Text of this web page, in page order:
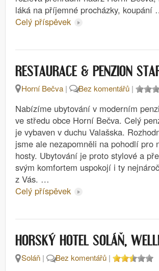
láká na příjemné procházky, koupání
Celý příspěvek
RESTAURACE & PENZION
Horní Bečva | Bez komentářů |
Nabízíme ubytování v moderním
ve středu obce Horní Bečva. Celý
je vybaven v duchu Valašska.
jsme ale nezapomněli na pohodlí pro
hosty. Ubytování je proto stylové a
svým komfortem uspokojí i ty
z Vás. …
Celý příspěvek
HORSKÝ HOTEL SOLÁŇ,
Soláň | Bez komentářů |